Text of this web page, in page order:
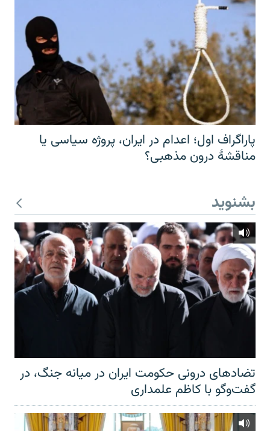
پاراگراف اول؛ اعدام در ایران، پروژه سیاسی یا
مناقشهٔ درون مذهبی؟
بشنوید
تضادهای درونی حکومت ایران در میانه جنگ، در
گفت‌‌وگو با کاظم علمداری